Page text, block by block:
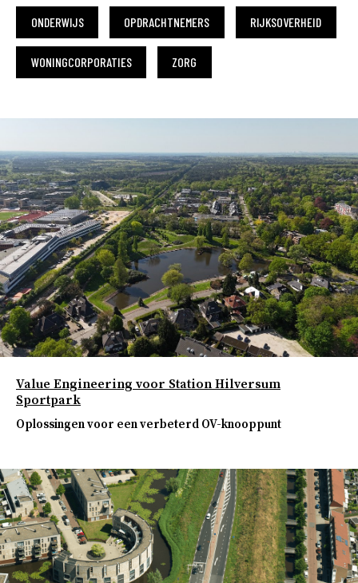
ONDERWIJS OPDRACHTNEMERS RIJKSOVERHEID
WONINGCORPORATIES ZORG
Value Engineering voor Station Hilversum
Sportpark
Oplossingen voor een verbeterd OV-knooppunt